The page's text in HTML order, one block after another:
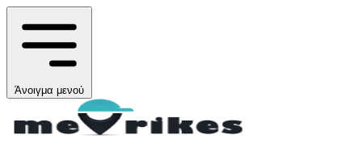
Άνοιγμα μενού